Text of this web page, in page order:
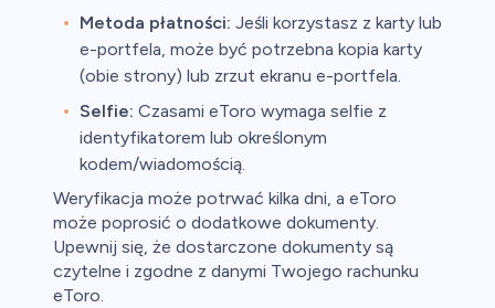
Metoda płatności: Jeśli korzystasz z karty lub
e-portfela, może być potrzebna kopia karty
(obie strony) lub zrzut ekranu e-portfela.
Selfie: Czasami eToro wymaga selfie z
identyfikatorem lub określonym
kodem/wiadomością.
Weryfikacja może potrwać kilka dni, a eToro
może poprosić o dodatkowe dokumenty.
Upewnij się, że dostarczone dokumenty są
czytelne i zgodne z danymi Twojego rachunku
eToro.